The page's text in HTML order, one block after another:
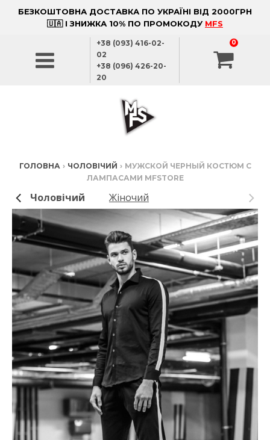
БЕЗКОШТОВНА ДОСТАВКА ПО УКРАЇНІ ВІД 2000ГРН
🇺🇦 І ЗНИЖКА 10% ПО ПРОМОКОДУ MFS
+38 (093) 416-02-
02
+38 (096) 426-20-
20
0
ГОЛОВНА › ЧОЛОВІЧИЙ › МУЖСКОЙ ЧЕРНЫЙ КОСТЮМ С
ЛАМПАСАМИ MFSTORE
Чоловічий Жіночий